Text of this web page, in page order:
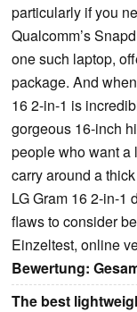
particularly if you
Qualcomm’s
one such laptop,
package. And
16 2-in-1 is
gorgeous 16-inch
people who want a
carry around a
LG Gram 16 2-in-1
flaws to consider
Einzeltest, online
Bewertung:
The best